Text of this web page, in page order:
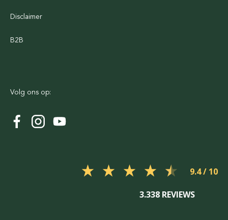
Disclaimer
B2B
Volg ons op:
9.4
3.338 REVIEWS